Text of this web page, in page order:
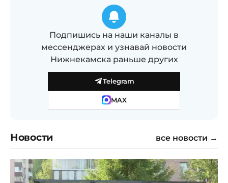
Подпишись на наши каналы в
мессенджерах и узнавай новости
Нижнекамска раньше других
Telegram
MAX
Новости все новости →